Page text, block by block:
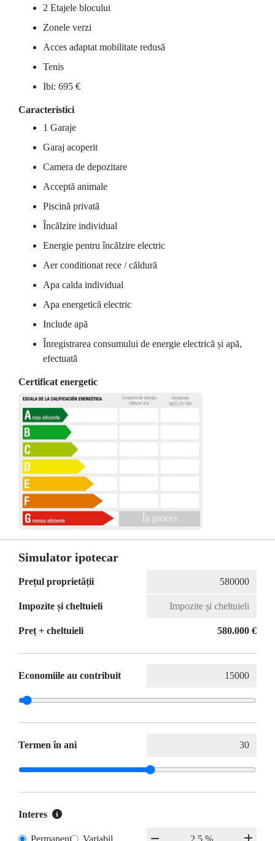
2 Etajele blocului
Zonele verzi
Acces adaptat mobilitate redusă
Tenis
Ibi: 695 €
Caracteristici
1 Garaje
Garaj acoperit
Camera de depozitare
Acceptă animale
Piscină privată
Încălzire individual
Energie pentru încălzire electric
Aer conditionat rece / căldură
Apa calda individual
Apa energetică electric
Include apă
Înregistrarea consumului de energie electrică și apă,
efectuată
Certificat energetic
În proces
Simulator ipotecar
Prețul proprietății
Impozite și cheltuieli
Preț + cheltuieli 580.000 €
Economiile au contribuit
Termen în ani
Interes